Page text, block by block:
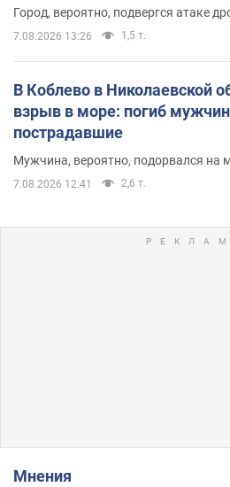
Город, вероятно, подвергся атаке
7.08.2026 13:26 1,5 т.
В Коблево в Николаевской
взрыв в море: погиб
пострадавшие
Мужчина, вероятно, подорвался на
7.08.2026 12:41 2,6 т.
Мнения